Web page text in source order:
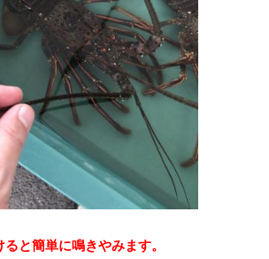
と簡単に鳴きやみます。